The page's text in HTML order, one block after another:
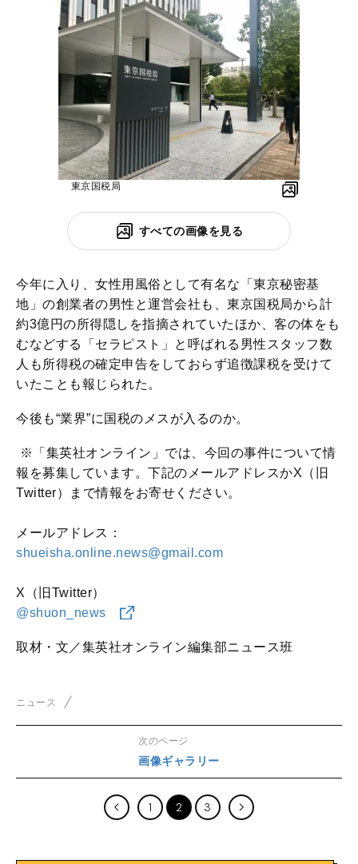
東京国税局
すべての画像を見る
今年に入り、女性用風俗として有名な「東京秘密基
地」の創業者の男性と運営会社も、東京国税局から計
約3億円の所得隠しを指摘されていたほか、客の体をも
むなどする「セラピスト」と呼ばれる男性スタッフ数
人も所得税の確定申告をしておらず追徴課税を受けて
いたことも報じられた。
今後も“業界”に国税のメスが入るのか。
※「集英社オンライン」では、今回の事件について情
報を募集しています。下記のメールアドレスかX（旧
Twitter）まで情報をお寄せください。
メールアドレス：
shueisha.online.news@gmail.com
X（旧Twitter）
@shuon_news
取材・文／集英社オンライン編集部ニュース班
ニュース
次のページ
画像ギャラリー
1 2 3